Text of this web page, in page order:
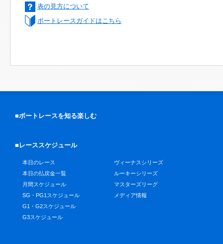
表の見方について
ボートレースガイドはこちら
■ボートレースを知る楽しむ
■レーススケジュール
本日のレース
本日の払戻金一覧
月間スケジュール
SG・PG1スケジュール
G1・G2スケジュール
G3スケジュール
ヴィーナスシリーズ
ルーキーシリーズ
マスターズリーグ
メディア情報